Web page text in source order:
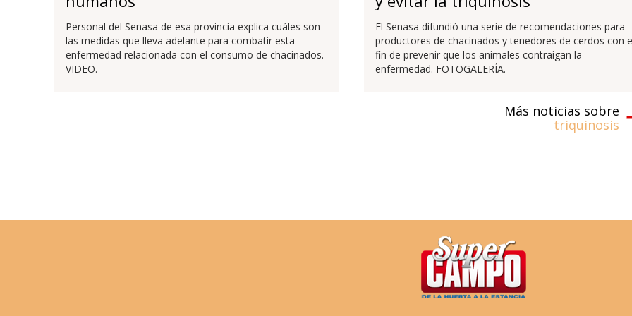
Personal del Senasa de esa provincia explica cuáles son
las medidas que lleva adelante para combatir esta
enfermedad relacionada con el consumo de chacinados.
VIDEO.
El Senasa difundió una serie de recomendaciones para
productores de chacinados y tenedores de cerdos con
fin de prevenir que los animales contraigan la
enfermedad. FOTOGALERÍA.
Más noticias sobre
triquinosis